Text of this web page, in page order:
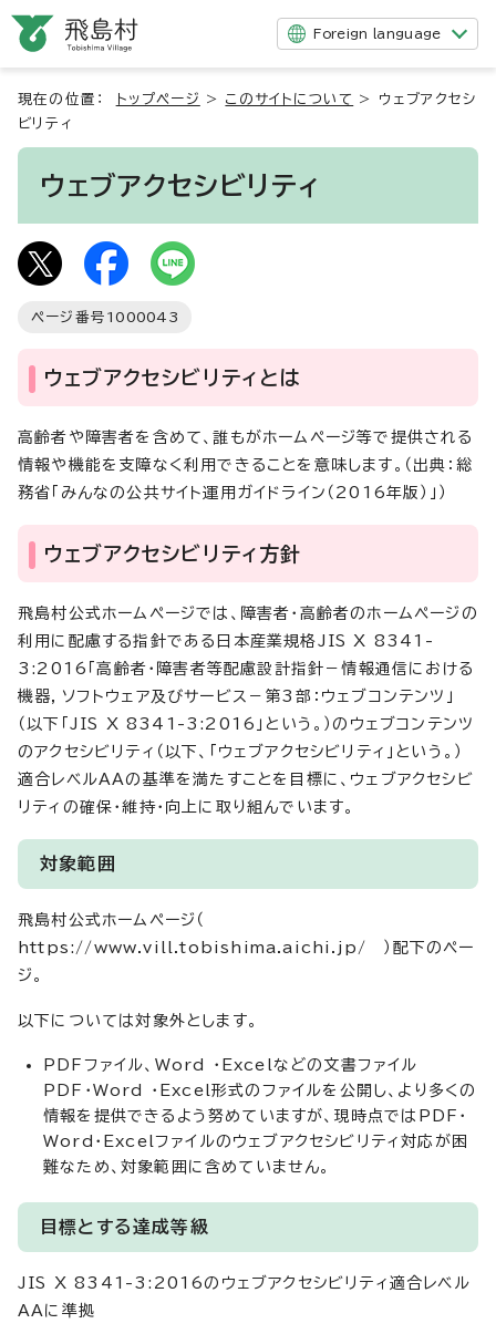
Foreign language
現在の位置： トップページ > このサイトについて > ウェブアクセシ
ビリティ
ウェブアクセシビリティ
ページ番号 1000043
ウェブアクセシビリティとは
高齢者や障害者を含めて、誰もがホームページ等で提供される
情報や機能を支障なく利用できることを意味します。（出典：総
務省「みんなの公共サイト運用ガイドライン（2016年版）」）
ウェブアクセシビリティ方針
飛島村公式ホームページでは、障害者・高齢者のホームページの
利用に配慮する指針である日本産業規格JIS X 8341-
3:2016「高齢者・障害者等配慮設計指針－情報通信における
機器，ソフトウェア及びサービス－第3部：ウェブコンテンツ」
（以下「JIS X 8341-3:2016」という。）のウェブコンテンツ
のアクセシビリティ（以下、「ウェブアクセシビリティ」という。）
適合レベルAAの基準を満たすことを目標に、ウェブアクセシビ
リティの確保・維持・向上に取り組んでいます。
対象範囲
飛島村公式ホームページ（
https://www.vill.tobishima.aichi.jp/ ）配下のペー
ジ。
以下については対象外とします。
PDFファイル、Word ・Excelなどの文書ファイル
PDF・Word ・Excel形式のファイルを公開し、より多くの
情報を提供できるよう努めていますが、現時点ではPDF・
Word・Excelファイルのウェブアクセシビリティ対応が困
難なため、対象範囲に含めていません。
目標とする達成等級
JIS X 8341-3:2016のウェブアクセシビリティ適合レベル
AAに準拠